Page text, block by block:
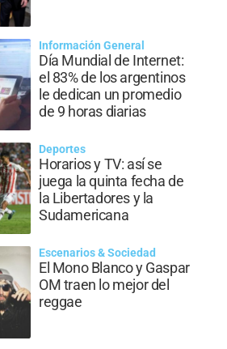
Información General
Día Mundial de Internet:
el 83% de los argentinos
le dedican un promedio
de 9 horas diarias
Deportes
Horarios y TV: así se
juega la quinta fecha de
la Libertadores y la
Sudamericana
Escenarios & Sociedad
El Mono Blanco y Gaspar
OM traen lo mejor del
reggae